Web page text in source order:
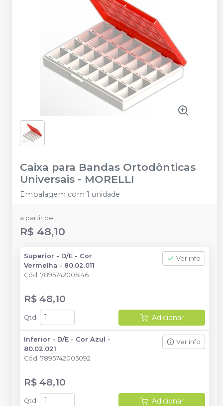
Caixa para Bandas Ortodônticas
Universais - MORELLI
Embalagem com 1 unidade
a partir de:
R$ 48,10
Superior - D/E - Cor
Vermelha - 80.02.011
Cód. 7895742005146
Ver info
R$ 48,10
Qtd : Adicionar
Inferior - D/E - Cor Azul -
80.02.021
Cód. 7895742005092
Ver info
R$ 48,10
Qtd : Adicionar